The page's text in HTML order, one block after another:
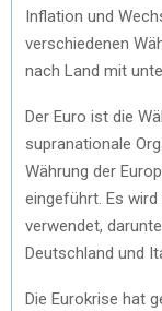
Inflation und
verschiedenen
nach Land mit
Der Euro ist die
supranationale
Währung der
eingeführt. Es
verwendet,
Deutschland und
Die Eurokrise hat